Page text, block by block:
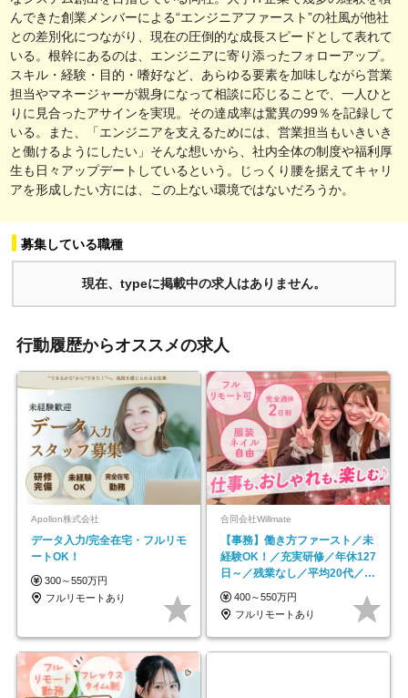
んできた創業メンバーによる“エンジニアファースト”の社風が他社
との差別化につながり、現在の圧倒的な成長スピードとして表れて
いる。根幹にあるのは、エンジニアに寄り添ったフォローアップ。
スキル・経験・目的・嗜好など、あらゆる要素を加味しながら営業
担当やマネージャーが親身になって相談に応じることで、一人ひと
りに見合ったアサインを実現。その達成率は驚異の99％を記録して
いる。また、「エンジニアを支えるためには、営業担当もいきいき
と働けるようにしたい」そんな想いから、社内全体の制度や福利厚
生も日々アップデートしているという。じっくり腰を据えてキャリ
アを形成したい方には、この上ない環境ではないだろうか。
募集している職種
現在、typeに掲載中の求人はありません。
行動履歴からオススメの求人
Apollon株式会社
データ入力/完全在宅・フルリモ
ートOK！
300～550万円
フルリモートあり
合同会社Willmate
【事務】働き方ファースト／未
経験OK！／充実研修／年休127
日～／残業なし／平均20代／リ
モートOK
400～550万円
フルリモートあり